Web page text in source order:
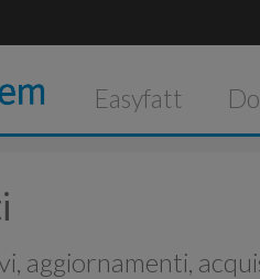
Easyfatt
aggiornamenti,